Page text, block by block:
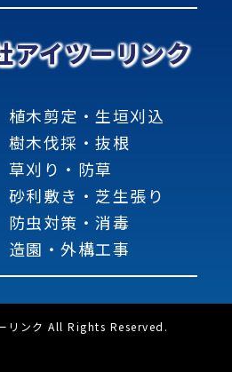
アイツーリンク
植木剪定・生垣刈込
樹木伐採・抜根
草刈り・防草
砂利敷き・芝生張り
防虫対策・消毒
造園・外構工事
リンク All Rights Reserved.